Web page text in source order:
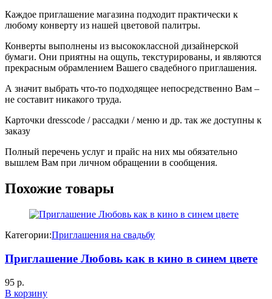
Каждое приглашение магазина подходит практически к
любому конверту из нашей цветовой палитры.
Конверты выполнены из высококлассной дизайнерской
бумаги. Они приятны на ощупь, текстурированы, и являются
прекрасным обрамлением Вашего свадебного приглашения.
А значит выбрать что-то подходящее непосредственно Вам –
не составит никакого труда.
Карточки dresscode / рассадки / меню и др. так же доступны к
заказу
Полный перечень услуг и прайс на них мы обязательно
вышлем Вам при личном обращении в сообщения.
Похожие товары
Категории:Приглашения на свадьбу
Приглашение Любовь как в кино в синем цвете
95 р.
В корзину